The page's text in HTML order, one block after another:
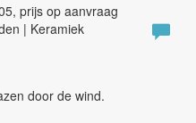
prijs op aanvraag
| Keramiek
door de wind.